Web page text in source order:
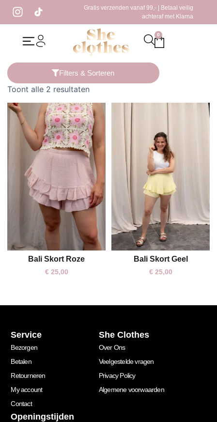
Gratis verzenden vanaf 99,- | Betaal veilig
achteraf met Klarna
0
/ Producten getagged “katoenen skort”
Filters & Sorteren
Toont alle 2 resultaten
One size
Bali Skort Roze
€25,00
One size
Bali Skort Geel
€25,00
Service
Bezorgen
Betalen
Retourneren
My account
Contact
She Clothes
Over Ons
Veelgestelde vragen
Privacy Policy
Algemene voorwaarden
Openingstijden